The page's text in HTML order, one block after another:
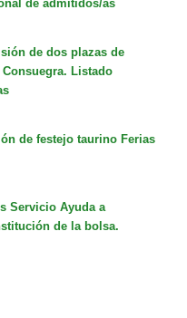
de admitidos/as
de dos plazas de
Listado
de festejo taurino Ferias
Servicio Ayuda a
de la bolsa.